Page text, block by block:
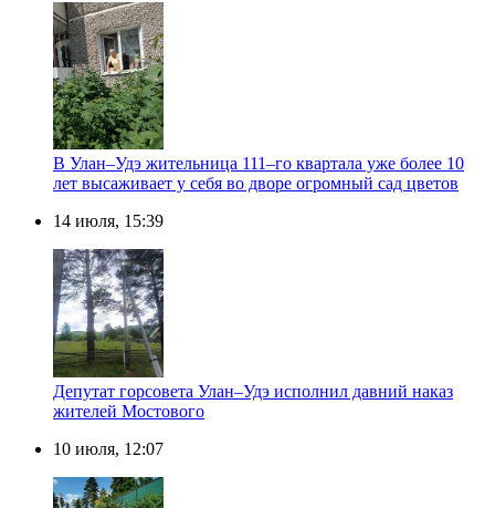
В Улан–Удэ жительница 111–го квартала уже более 10
лет высаживает у себя во дворе огромный сад цветов
14 июля, 15:39
Депутат горсовета Улан–Удэ исполнил давний наказ
жителей Мостового
10 июля, 12:07